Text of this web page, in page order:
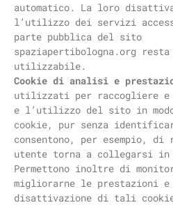
automatico. La loro
l’utilizzo dei servizi
parte pubblica del sito
spaziapertibologna.org resta
utilizzabile.
Cookie di analisi e
utilizzati per raccogliere
e l’utilizzo del sito in modo
cookie, pur senza
consentono, per esempio,
utente torna a collegarsi in
Permettono inoltre di
migliorarne le prestazioni
disattivazione di tali cookie